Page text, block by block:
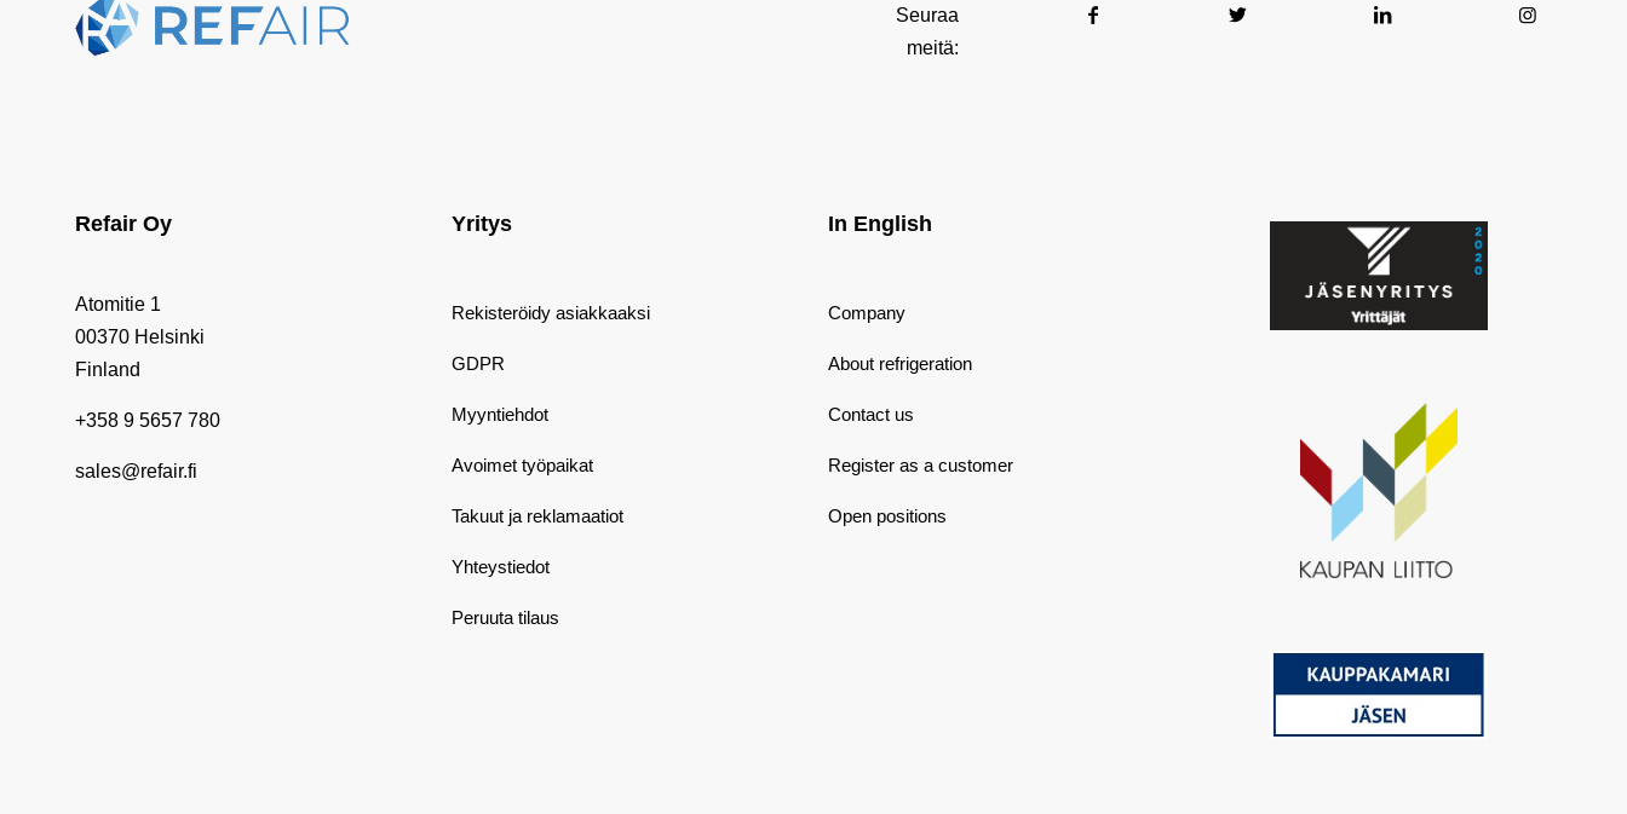
Seuraa
meitä:
Refair Oy
Atomitie 1
00370 Helsinki
Finland
+358 9 5657 780
sales@refair.fi
Yritys
Rekisteröidy asiakkaaksi
GDPR
Myyntiehdot
Avoimet työpaikat
Takuut ja reklamaatiot
Yhteystiedot
Peruuta tilaus
In English
Company
About refrigeration
Contact us
Register as a customer
Open positions